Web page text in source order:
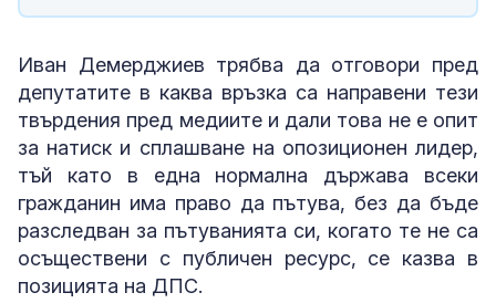
Иван Демерджиев трябва да отговори пред
депутатите в каква връзка са направени тези
твърдения пред медиите и дали това не е опит
за натиск и сплашване на опозиционен лидер,
тъй като в една нормална държава всеки
гражданин има право да пътува, без да бъде
разследван за пътуванията си, когато те не са
осъществени с публичен ресурс, се казва в
позицията на ДПС.